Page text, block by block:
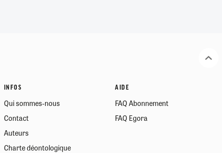
INFOS
Qui sommes-nous
Contact
Auteurs
Charte déontologique
AIDE
FAQ Abonnement
FAQ Egora